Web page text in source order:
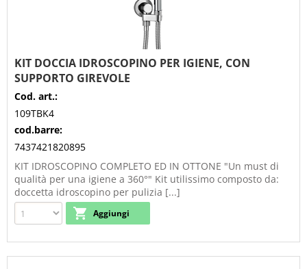
KIT DOCCIA IDROSCOPINO PER IGIENE, CON
SUPPORTO GIREVOLE
Cod. art.:
109TBK4
cod.barre:
7437421820895
KIT IDROSCOPINO COMPLETO ED IN OTTONE "Un must di
qualità per una igiene a 360°" Kit utilissimo composto da:
doccetta idroscopino per pulizia [...]